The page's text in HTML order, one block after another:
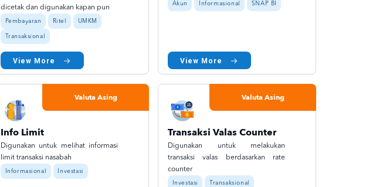
dicetak dan digunakan kapan pun
Pembayaran Ritel UMKM
Transaksional
View More
Akun Informasional SNAP BI
View More
Info Limit
Digunakan untuk melihat informasi
limit transaksi nasabah
Informasional Investasi
Valuta Asing
Transaksi Valas Counter
Digunakan untuk melakukan
transaksi valas berdasarkan rate
counter
Investasi Transaksional
Valuta Asing